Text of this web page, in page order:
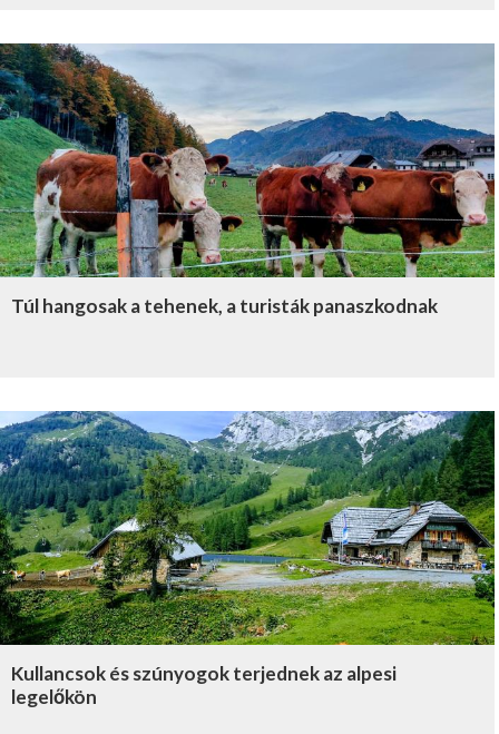
Túl hangosak a tehenek, a turisták panaszkodnak
Kullancsok és szúnyogok terjednek az alpesi
legelőkön